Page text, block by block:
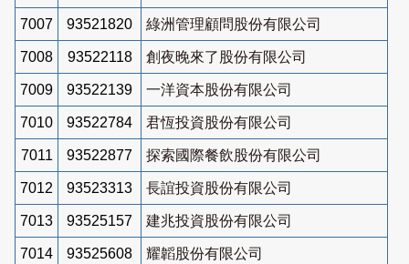
7007 93521820 綠洲管理顧問股份有限公司
7008 93522118 創夜晚來了股份有限公司
7009 93522139 一洋資本股份有限公司
7010 93522784 君恆投資股份有限公司
7011 93522877 探索國際餐飲股份有限公司
7012 93523313 長誼投資股份有限公司
7013 93525157 建兆投資股份有限公司
7014 93525608 耀韜股份有限公司